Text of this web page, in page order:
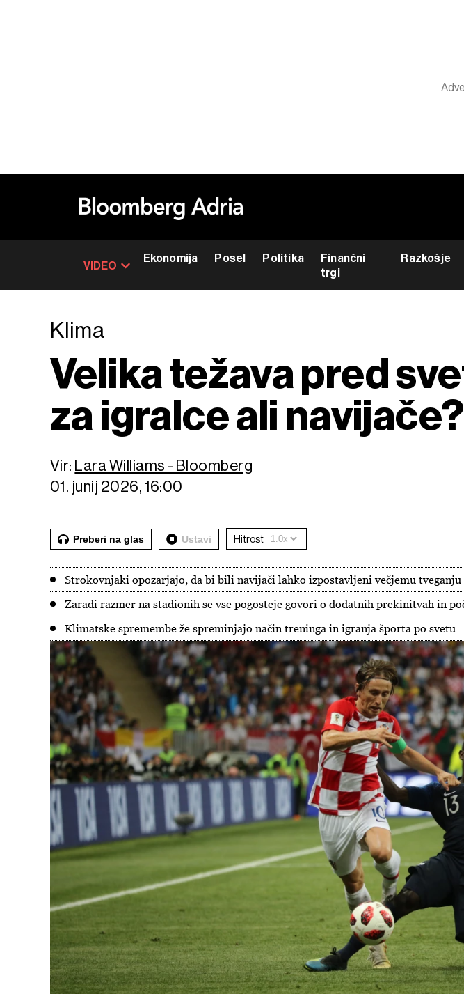
VIDEO
Ekonomija Posel Politika
Finančni
trgi
Razkošje
Klima
Velika težava pred
za igralce ali navijače?
Vir: Lara Williams - Bloomberg
01. junij 2026, 16:00
Preberi na glas Ustavi Hitrost
Strokovnjaki opozarjajo, da bi bili navijači lahko izpostavljeni večjemu
Zaradi razmer na stadionih se vse pogosteje govori o dodatnih prekinitvah in
Klimatske spremembe že spreminjajo način treninga in igranja športa po svetu